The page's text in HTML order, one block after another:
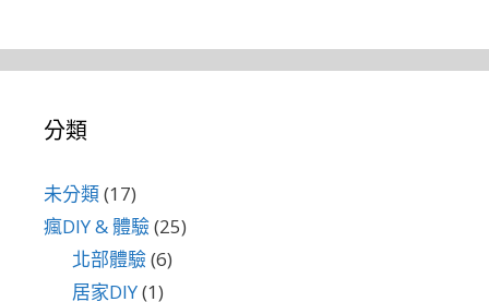
分類
未分類(17)
瘋DIY & 體驗(25)
北部體驗(6)
居家DIY(1)